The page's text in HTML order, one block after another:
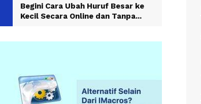
Begini Cara Ubah Huruf Besar ke
Kecil Secara Online dan Tanpa...